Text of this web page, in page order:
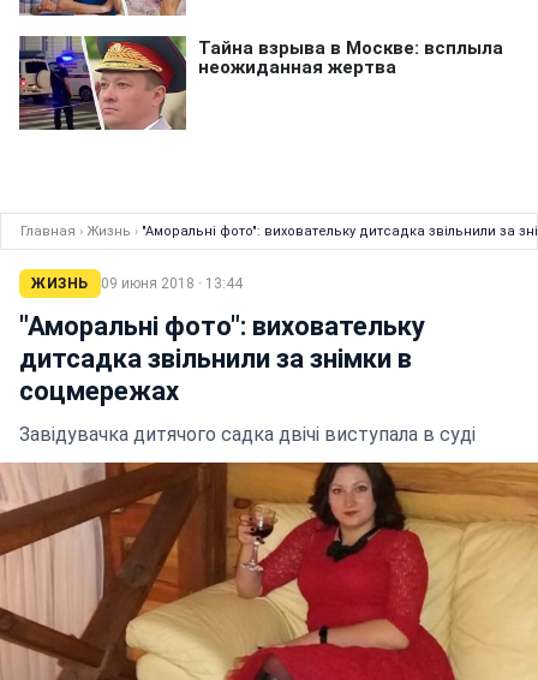
Главная › Жизнь › "Аморальні фото": виховательку дитсадка звільнили за
ЖИЗНЬ 09 июня 2018 · 13:44
"Аморальні фото": виховательку
дитсадка звільнили за знімки в
соцмережах
Завідувачка дитячого садка двічі виступала в суді